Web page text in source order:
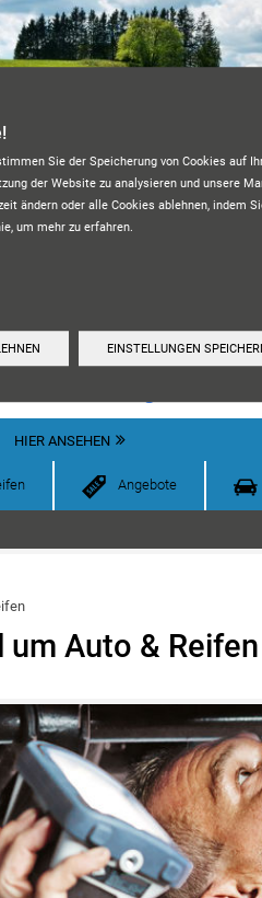
Sie der Speicherung von Cookies auf
der Website zu analysieren und unsere
ändern oder alle Cookies ablehnen, indem
um mehr zu erfahren.
EINSTELLUNGEN
Kundenbewertungen:
HIER ANSEHEN
Angebote
um Auto & Reifen